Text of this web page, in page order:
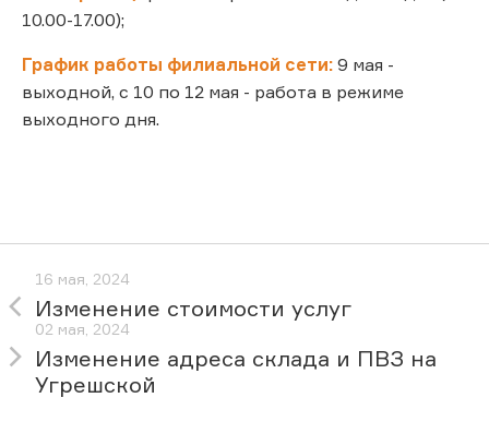
10.00-17.00);
График работы филиальной сети: 9 мая -
выходной, с 10 по 12 мая - работа в режиме
выходного дня.
16 мая, 2024
Изменение стоимости услуг
02 мая, 2024
Изменение адреса склада и ПВЗ на
Угрешской